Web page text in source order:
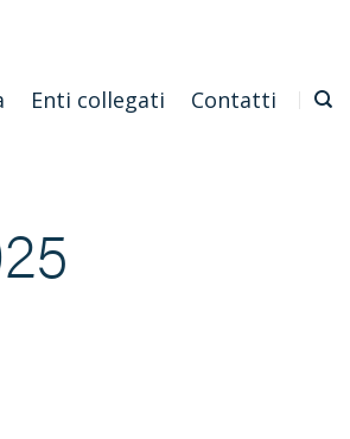
Enti collegati Contatti